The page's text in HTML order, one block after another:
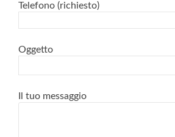
Telefono (richiesto)
Oggetto
Il tuo messaggio